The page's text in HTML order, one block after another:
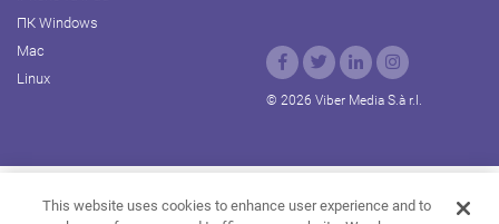
ПК Windows
Mac
Linux
© 2026 Viber Media S.à r.l.
Rakuten Viki Rakuten Kobo
Rakuten Travel
This website uses cookies to enhance user experience and to